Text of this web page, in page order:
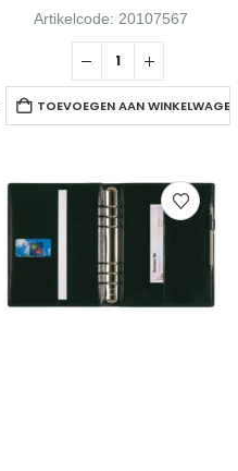
Artikelcode: 20107567
TOEVOEGEN AAN